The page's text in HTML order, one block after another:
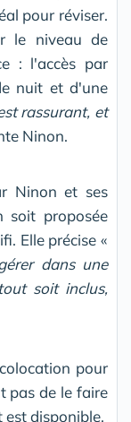
pour réviser.
le niveau de
: l'accès par
nuit et d'une
rassurant, et
Ninon.
Ninon et ses
proposée
Elle précise «
dans une
soit inclus,
pour
pas de le faire
est disponible.